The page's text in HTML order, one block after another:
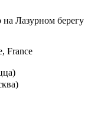
Лазурном берегу
France